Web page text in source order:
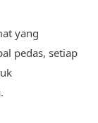
yang
pedas, setiap